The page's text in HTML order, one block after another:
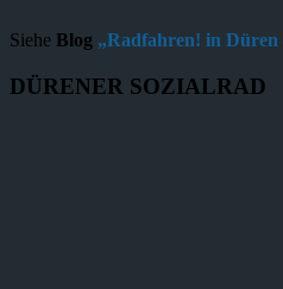
Siehe Blog „Radfahren! in
DÜRENER SOZIALRAD